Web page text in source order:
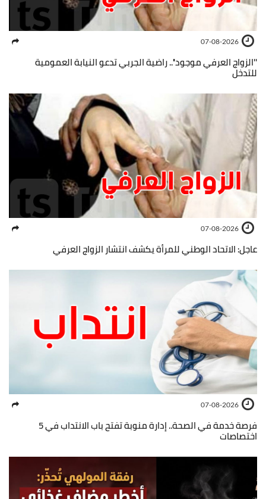
07-08-2026
''الزواج العرفي موجود''.. راضية الجربي تدعو النيابة العمومية
للتدخل
07-08-2026
عاجل: الاتحاد الوطني للمرأة يكشف انتشار الزواج العرفي
07-08-2026
فرصة خدمة في الصحة.. إدارة منوبة تفتح باب الانتداب في 5
اختصاصات